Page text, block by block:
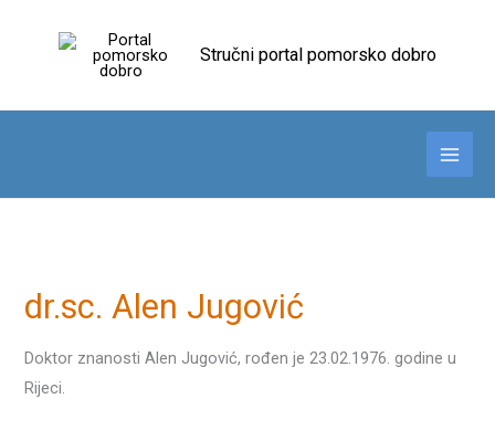
Stručni portal pomorsko dobro
dr.sc. Alen Jugović
Doktor znanosti Alen Jugović, rođen je 23.02.1976. godine u
Rijeci.